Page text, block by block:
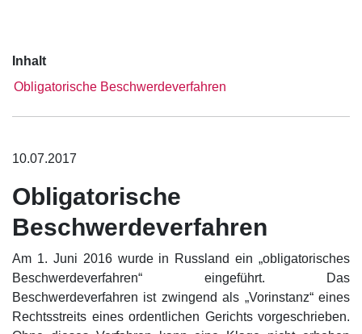
Inhalt
Obligatorische Beschwerdeverfahren
10.07.2017
Obligatorische
Beschwerdeverfahren
Am 1. Juni 2016 wurde in Russland ein „obligatorisches
Beschwerdeverfahren“ eingeführt. Das
Beschwerdeverfahren ist zwingend als „Vorinstanz“ eines
Rechtsstreits eines ordentlichen Gerichts vorgeschrieben.